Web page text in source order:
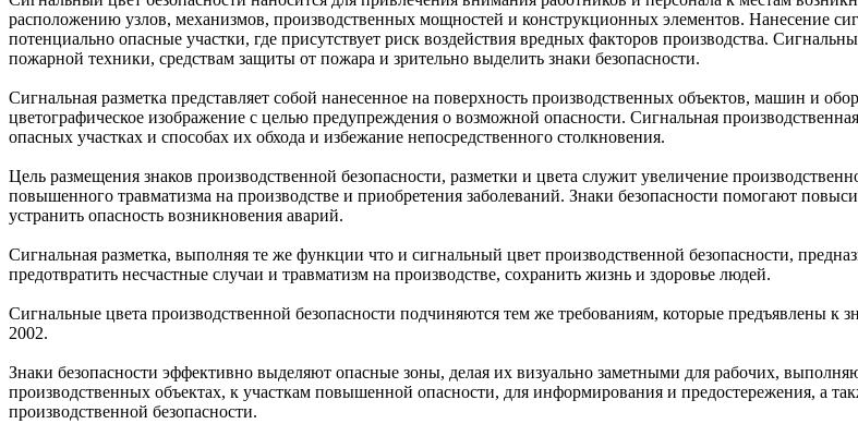
расположению узлов, механизмов, производственных мощностей и конструкционных элементов. Нанесение
потенциально опасные участки, где присутствует риск воздействия вредных факторов производства.
пожарной техники, средствам защиты от пожара и зрительно выделить знаки безопасности.
Сигнальная разметка представляет собой нанесенное на поверхность производственных объектов, машин и
цветографическое изображение с целью предупреждения о возможной опасности. Сигнальная
опасных участках и способах их обхода и избежание непосредственного столкновения.
Цель размещения знаков производственной безопасности, разметки и цвета служит увеличение
повышенного травматизма на производстве и приобретения заболеваний. Знаки безопасности помогают
устранить опасность возникновения аварий.
Сигнальная разметка, выполняя те же функции что и сигнальный цвет производственной безопасности,
предотвратить несчастные случаи и травматизм на производстве, сохранить жизнь и здоровье людей.
Сигнальные цвета производственной безопасности подчиняются тем же требованиям, которые предъявлены
2002.
Знаки безопасности эффективно выделяют опасные зоны, делая их визуально заметными для рабочих,
производственных объектах, к участкам повышенной опасности, для информирования и предостережения, а
производственной безопасности.